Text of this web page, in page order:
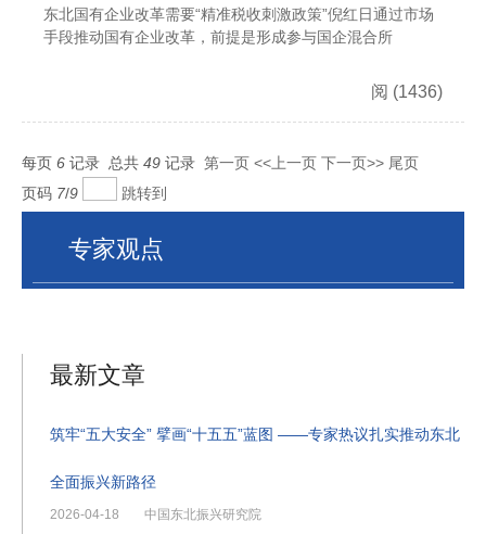
东北国有企业改革需要“精准税收刺激政策”倪红日通过市场
手段推动国有企业改革，前提是形成参与国企混合所
阅 (1436)
每页 6 记录 总共 49 记录 第一页 <<上一页 下一页>> 尾页
页码 7/9 跳转到
专家观点
最新文章
筑牢“五大安全” 擘画“十五五”蓝图 ——专家热议扎实推动东北
全面振兴新路径
2026-04-18 中国东北振兴研究院